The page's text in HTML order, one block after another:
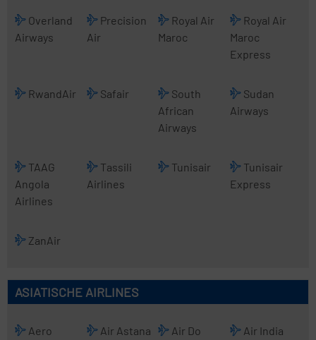
Overland
Airways
Precision
Air
Royal Air
Maroc
Royal Air
Maroc
Express
RwandAir Safair
South
African
Airways
Sudan
Airways
TAAG
Angola
Airlines
Tassili
Airlines
Tunisair
Tunisair
Express
ZanAir
ASIATISCHE AIRLINES
Aero
Air Astana Air Do Air India